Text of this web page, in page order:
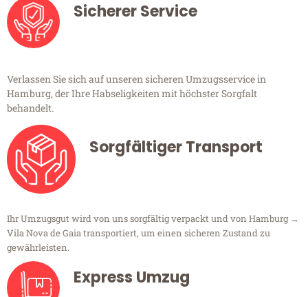
Sicherer Service
Verlassen Sie sich auf unseren sicheren Umzugsservice in
Hamburg, der Ihre Habseligkeiten mit höchster Sorgfalt
behandelt.
Sorgfältiger Transport
Ihr Umzugsgut wird von uns sorgfältig verpackt und von Hamburg →
Vila Nova de Gaia transportiert, um einen sicheren Zustand zu
gewährleisten.
Express Umzug